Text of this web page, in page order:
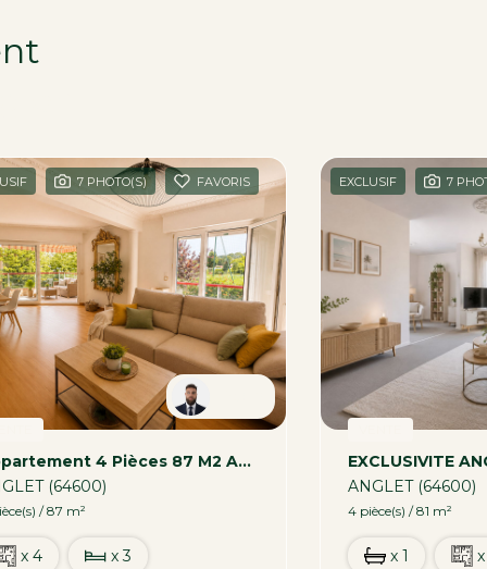
7 PHOTO(S) FAVORIS
Appartement 4 Pièces 87 M2 ANGLET ST JEAN
(64600)
/ 87 m²
x 4 x 3
EXCLUSIF 7
ANGLET (64600)
4 pièce(s) / 81 m²
x 1